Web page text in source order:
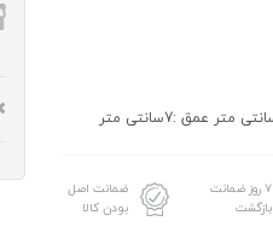
۷ روز ضمانت
بازگشت
ضمانت اصل
بودن کالا